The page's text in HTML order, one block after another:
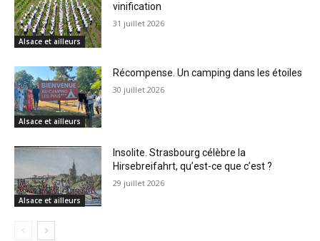
Alsace et ailleurs
vinification
31 juillet 2026
Alsace et ailleurs
Récompense. Un camping dans les étoiles
30 juillet 2026
Alsace et ailleurs
Insolite. Strasbourg célèbre la
Hirsebreifahrt, qu’est-ce que c’est ?
29 juillet 2026